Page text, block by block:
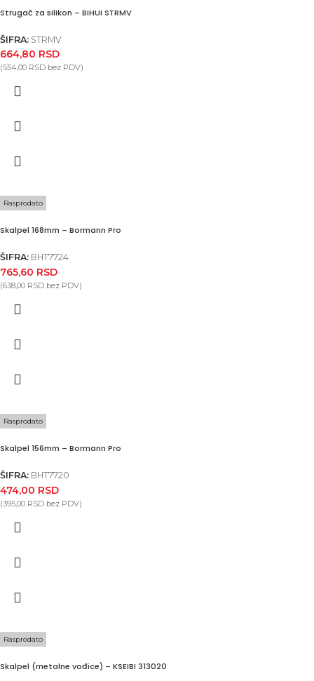
Strugač za silikon – BIHUI STRMV
ŠIFRA: STRMV
664,80 RSD
(554,00 RSD bez PDV)
Rasprodato
Skalpel 168mm – Bormann Pro
ŠIFRA: BHT7724
765,60 RSD
(638,00 RSD bez PDV)
Rasprodato
Skalpel 156mm – Bormann Pro
ŠIFRA: BHT7720
474,00 RSD
(395,00 RSD bez PDV)
Rasprodato
Skalpel (metalne vođice) – KSEIBI 313020